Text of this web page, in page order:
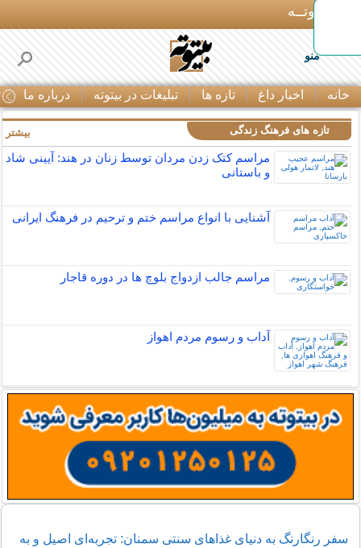
بـیتوتــه
منو
خانه اخبار داغ تازه ها تبلیغات در بیتوته درباره ما
تازه های فرهنگ زندگی
مراسم کتک زدن مردان توسط زنان در هند: آیینی شاد
و باستانی
آشنایی با انواع مراسم ختم و ترحیم در فرهنگ ایرانی
مراسم جالب ازدواج بلوچ ها در دوره قاجار
آداب و رسوم مردم اهواز
بیشتر
سفر رنگارنگ به دنیای غذاهای سنتی سمنان: تجربه‌ای اصیل و به